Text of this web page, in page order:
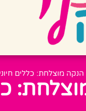
הנקה מוצלחת: כללים